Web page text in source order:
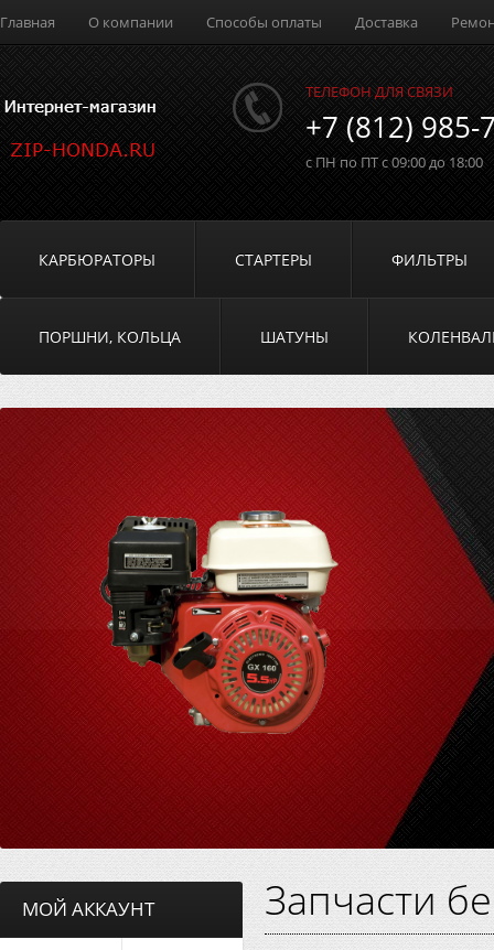
Главная О компании Способы оплаты Доставка
ТЕЛЕФОН ДЛЯ СВЯЗИ
+7 (812) 985-
с ПН по ПТ с 09:00 до 18:00
КАРБЮРАТОРЫ СТАРТЕРЫ ФИЛЬТРЫ
ПОРШНИ, КОЛЬЦА ШАТУНЫ
МОЙ АККАУНТ Запчасти